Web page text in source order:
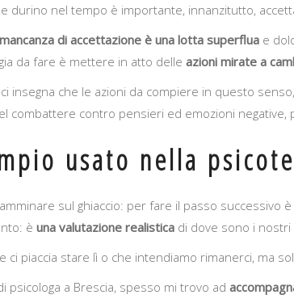
durino nel tempo è importante, innanzitutto,
mancanza di accettazione è una lotta superflua e
da fare è mettere in atto delle azioni mirate a
insegna che le azioni da compiere in questo
combattere contro pensieri ed emozioni negative,
usato nella
sul ghiaccio: per fare il passo
è una valutazione realistica di dove sono i
ci piaccia stare lì o che intendiamo rimanerci, ma
psicologa a Brescia, spesso mi trovo ad